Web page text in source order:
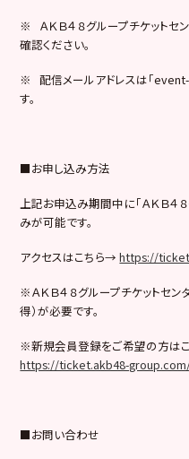
※ ＡＫＢ４８グループチケットセ
確認ください。
※ 配信メールアドレスは「
す。
■お申し込み方法
上記お申込み期間中に「ＡＫＢ４
みが可能です。
アクセスはこちら→https://
※ＡＫＢ４８グループチケットセ
得）が必要です。
※新規会員登録をご希望の方は
https://ticket.akb48-
■お問い合わせ